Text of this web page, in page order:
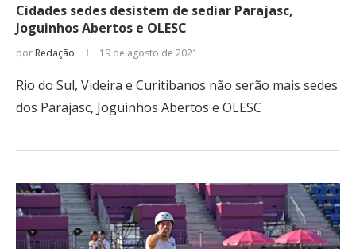
Cidades sedes desistem de sediar Parajasc,
Joguinhos Abertos e OLESC
por Redação 19 de agosto de 2021
Rio do Sul, Videira e Curitibanos não serão mais sedes
dos Parajasc, Joguinhos Abertos e OLESC